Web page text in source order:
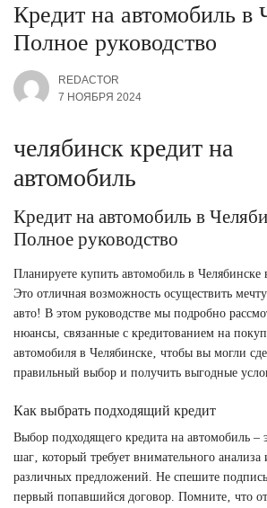
Кредит на автомобиль в
Полное руководство
REDACTOR
7 НОЯБРЯ 2024
челябинск кредит на
автомобиль
Кредит на автомобиль в
Полное руководство
Планируете купить автомобиль в Челябинске
Это отличная возможность осуществить
авто! В этом руководстве мы подробно
нюансы‚ связанные с кредитованием на
автомобиля в Челябинске‚ чтобы вы могли
правильный выбор и получить выгодные
Как выбрать подходящий кредит
Выбор подходящего кредита на автомобиль –
шаг‚ который требует внимательного анализа
различных предложений. Не спешите
первый попавшийся договор. Помните‚ что от